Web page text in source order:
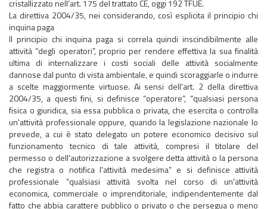
cristallizzato nell’art. 175 del trattato CE, oggi 192 TFUE.
La direttiva 2004/35, nei considerando, così esplicita il principio chi
inquina paga
Il principio chi inquina paga si correla quindi inscindibilmente alle
attività “degli operatori”, proprio per rendere effettiva la sua finalità
ultima di internalizzare i costi sociali delle attività socialmente
dannose dal punto di vista ambientale, e quindi scoraggiarle o indurre
a scelte maggiormente virtuose. Ai sensi dell’art. 2 della direttiva
2004/35, a questi fini, si definisce “operatore”, “qualsiasi persona
fisica o giuridica, sia essa pubblica o privata, che esercita o controlla
un'attività professionale oppure, quando la legislazione nazionale lo
prevede, a cui è stato delegato un potere economico decisivo sul
funzionamento tecnico di tale attività, compresi il titolare del
permesso o dell'autorizzazione a svolgere detta attività o la persona
che registra o notifica l'attività medesima” e si definisce attività
professionale “qualsiasi attività svolta nel corso di un'attività
economica, commerciale o imprenditoriale, indipendentemente dal
fatto che abbia carattere pubblico o privato o che persegua o meno